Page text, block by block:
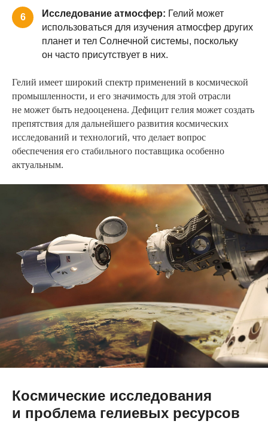
6 Исследование атмосфер: Гелий может
использоваться для изучения атмосфер других
планет и тел Солнечной системы, поскольку
он часто присутствует в них.
Гелий имеет широкий спектр применений в космической
промышленности, и его значимость для этой отрасли
не может быть недооценена. Дефицит гелия может создать
препятствия для дальнейшего развития космических
исследований и технологий, что делает вопрос
обеспечения его стабильного поставщика особенно
актуальным.
Космические исследования
и проблема гелиевых ресурсов